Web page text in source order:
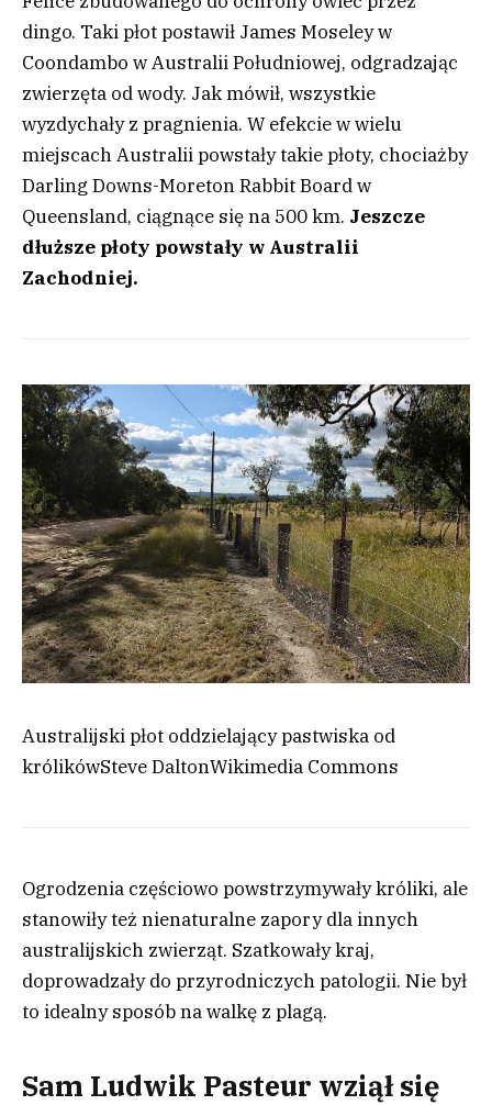
dingo. Taki płot postawił James Moseley w
Coondambo w Australii Południowej, odgradzając
zwierzęta od wody. Jak mówił, wszystkie
wyzdychały z pragnienia. W efekcie w wielu
miejscach Australii powstały takie płoty, chociażby
Darling Downs-Moreton Rabbit Board w
Queensland, ciągnące się na 500 km. Jeszcze
dłuższe płoty powstały w Australii
Zachodniej.
Australijski płot oddzielający pastwiska od
królikówSteve DaltonWikimedia Commons
Ogrodzenia częściowo powstrzymywały króliki, ale
stanowiły też nienaturalne zapory dla innych
australijskich zwierząt. Szatkowały kraj,
doprowadzały do przyrodniczych patologii. Nie był
to idealny sposób na walkę z plagą.
Sam Ludwik Pasteur wziął się